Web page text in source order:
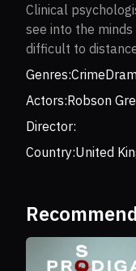
Clinical
see into the
difficult to
Genres:Crime
Actors:Robson
Director:
Country:United